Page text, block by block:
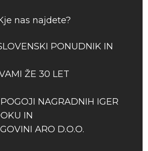
nas najdete?
PONUDNIK IN
ŽE 30 LET
NAGRADNIH IGER
IN
ARO D.O.O.